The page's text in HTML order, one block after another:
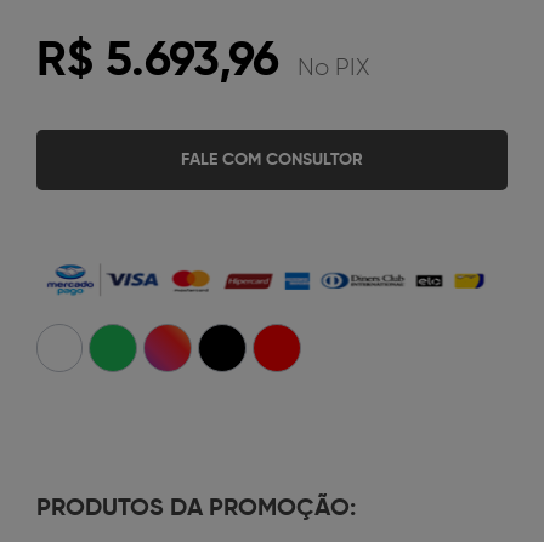
R$ 5.693,96 No PIX
FALE COM CONSULTOR
PRODUTOS DA PROMOÇÃO: